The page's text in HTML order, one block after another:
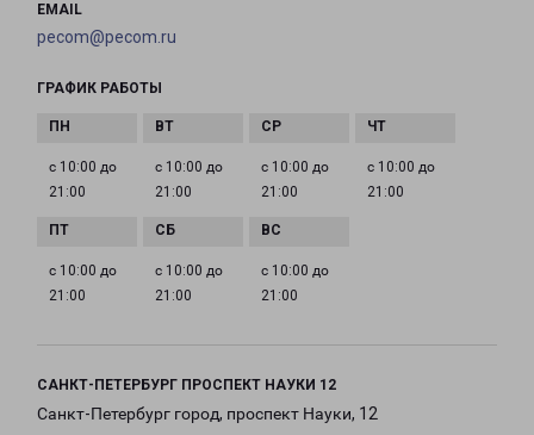
EMAIL
pecom@pecom.ru
ГРАФИК РАБОТЫ
с 10:00 до
21:00
с 10:00 до
21:00
с 10:00 до
21:00
с 10:00 до
21:00
с 10:00 до
21:00
с 10:00 до
21:00
с 10:00 до
21:00
САНКТ-ПЕТЕРБУРГ ПРОСПЕКТ НАУКИ 12
Санкт-Петербург город, проспект Науки, 12